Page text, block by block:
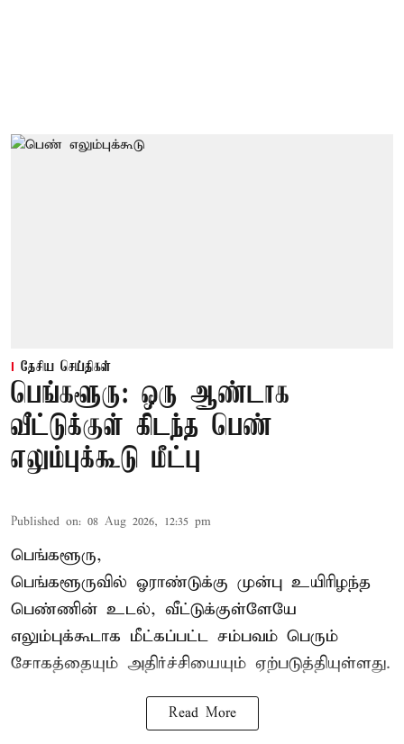
தேசிய செய்திகள்
பெங்களூரு: ஒரு ஆண்டாக
வீட்டுக்குள் கிடந்த பெண்
எலும்புக்கூடு மீட்பு
Published on: 08 Aug 2026, 12:35 pm
பெங்களூரு,
பெங்களூருவில் ஓராண்டுக்கு முன்பு உயிரிழந்த
பெண்ணின் உடல், வீட்டுக்குள்ளேயே
எலும்புக்கூடாக மீட்கப்பட்ட சம்பவம் பெரும்
சோகத்தையும் அதிர்ச்சியையும் ஏற்படுத்தியுள்ளது.
Read More